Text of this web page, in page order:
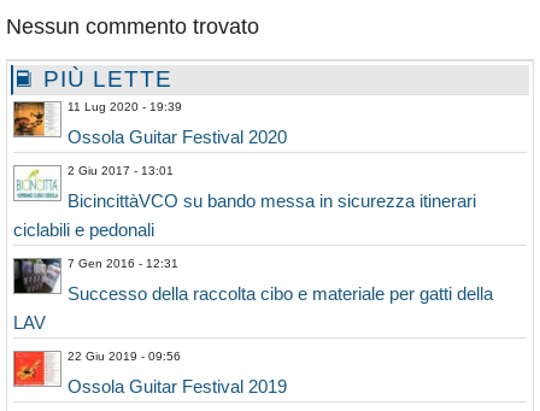
Nessun commento trovato
PIÙ LETTE
11 Lug 2020 - 19:39
Ossola Guitar Festival 2020
2 Giu 2017 - 13:01
BicincittàVCO su bando messa in sicurezza itinerari
ciclabili e pedonali
7 Gen 2016 - 12:31
Successo della raccolta cibo e materiale per gatti della
LAV
22 Giu 2019 - 09:56
Ossola Guitar Festival 2019